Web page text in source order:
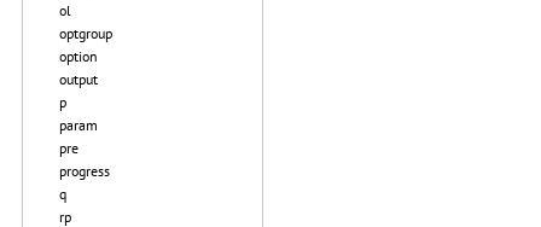
ol
optgroup
option
output
p
param
pre
progress
q
rp